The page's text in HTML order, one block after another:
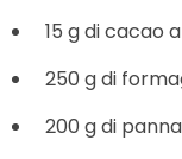
15 g di cacao
250 g di
200 g di